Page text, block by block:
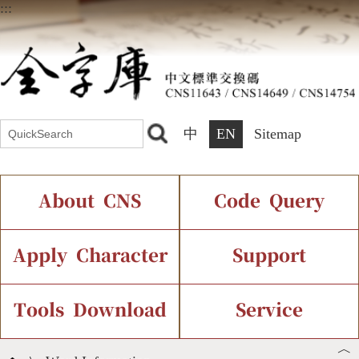
:::
中 EN Sitemap
About CNS
Introduction Current Status
Chinese Code Status
Code Query
IDS Query
Components Query
Apply Character
Application Process
Support
Font Instant Display
Tools Download Service
︿